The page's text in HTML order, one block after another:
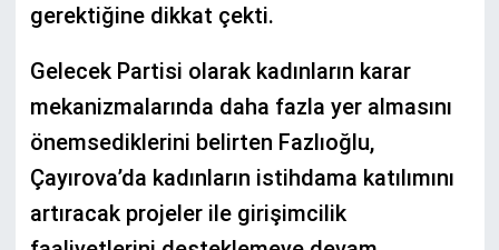
gerektiğine dikkat çekti.
Gelecek Partisi olarak kadınların karar
mekanizmalarında daha fazla yer almasını
önemsediklerini belirten Fazlıoğlu,
Çayırova’da kadınların istihdama katılımını
artıracak projeler ile girişimcilik